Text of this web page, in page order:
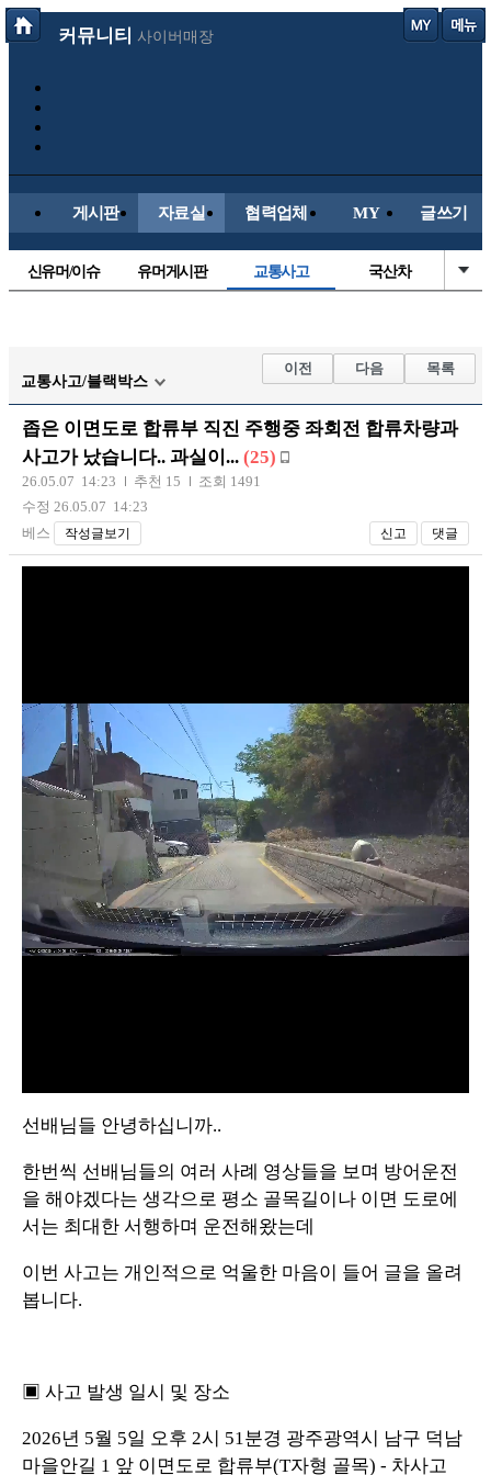
커뮤니티 사이버매장
게시판 자료실 협력업체 MY 글쓰기
신유머/이슈 유머게시판 교통사고 국산차
자유사진 군사/무기
트럭/버스 항공/해운/철도
장착시공사진
교통사고/블랙박스
이전 다음 목록
좁은 이면도로 합류부 직진 주행중 좌회전 합류차량과
사고가 났습니다.. 과실이... (25)
26.05.07 14:23 추천 15
조회 1491
수정 26.05.07 14:23
베스
작성글보기 신고 댓글
n
t
e
0
0
0
0
%
선배님들 안녕하십니까..
한번씩 선배님들의 여러 사례 영상들을 보며 방어운전
을 해야겠다는 생각으로 평소 골목길이나 이면 도로에
서는 최대한 서행하며 운전해왔는데
이번 사고는 개인적으로 억울한 마음이 들어 글을 올려
봅니다.
▣ 사고 발생 일시 및 장소
2026년 5월 5일 오후 2시 51분경 광주광역시 남구 덕남
마을안길 1 앞 이면도로 합류부(T자형 골목) - 차사고